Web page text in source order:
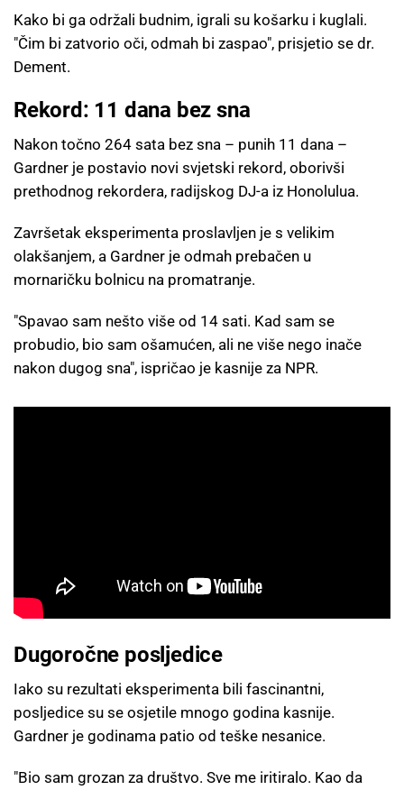
Kako bi ga održali budnim, igrali su košarku i kuglali.
"Čim bi zatvorio oči, odmah bi zaspao", prisjetio se dr.
Dement.
Rekord: 11 dana bez sna
Nakon točno 264 sata bez sna – punih 11 dana –
Gardner je postavio novi svjetski rekord, oborivši
prethodnog rekordera, radijskog DJ-a iz Honolulua.
Završetak eksperimenta proslavljen je s velikim
olakšanjem, a Gardner je odmah prebačen u
mornaričku bolnicu na promatranje.
"Spavao sam nešto više od 14 sati. Kad sam se
probudio, bio sam ošamućen, ali ne više nego inače
nakon dugog sna", ispričao je kasnije za NPR.
Dugoročne posljedice
Iako su rezultati eksperimenta bili fascinantni,
posljedice su se osjetile mnogo godina kasnije.
Gardner je godinama patio od teške nesanice.
"Bio sam grozan za društvo. Sve me iritiralo. Kao da